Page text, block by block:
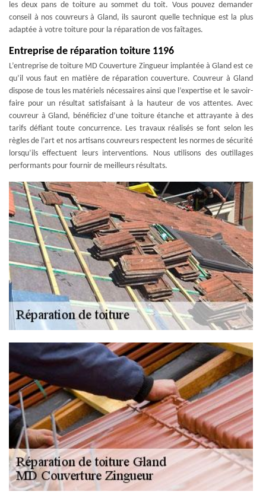
les deux pans de toiture au sommet du toit. Vous pouvez demander
conseil à nos couvreurs à Gland, ils sauront quelle technique est la plus
adaptée à votre toiture pour la réparation de vos faîtages.
Entreprise de réparation toiture 1196
L’entreprise de toiture MD Couverture Zingueur implantée à Gland est ce
qu’il vous faut en matière de réparation couverture. Couvreur à Gland
dispose de tous les matériels nécessaires ainsi que l’expertise et le savoir-
faire pour un résultat satisfaisant à la hauteur de vos attentes. Avec
couvreur à Gland, bénéficiez d’une toiture étanche et attrayante à des
tarifs défiant toute concurrence. Les travaux réalisés se font selon les
règles de l’art et nos artisans couvreurs respectent les normes de sécurité
lorsqu’ils effectuent leurs interventions. Nous utilisons des outillages
performants pour fournir de meilleurs résultats.